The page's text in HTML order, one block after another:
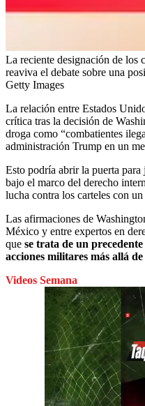
La reciente designación de los
reaviva el debate sobre una
Getty Images
La relación entre Estados
crítica tras la decisión de
droga como “combatientes
administración Trump en un
Esto podría abrir la puerta
bajo el marco del derecho
lucha contra los carteles con
Las afirmaciones de
México y entre expertos en
que se trata de un
acciones militares más allá
Videos Semana